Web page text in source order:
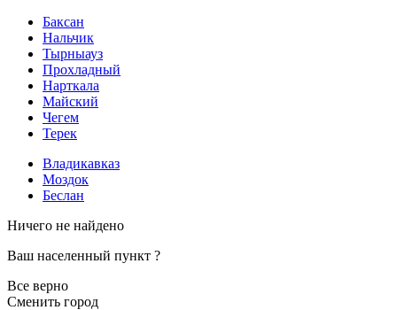
Баксан
Нальчик
Тырныауз
Прохладный
Нарткала
Майский
Чегем
Терек
Владикавказ
Моздок
Беслан
Ничего не найдено
Ваш населенный пункт ?
Все верно
Сменить город